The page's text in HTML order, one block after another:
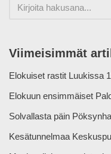
Viimeisimmät
Elokuiset rastit Luukissa
Elokuun ensimmäiset
Solvallasta päin
Kesätunnelmaa